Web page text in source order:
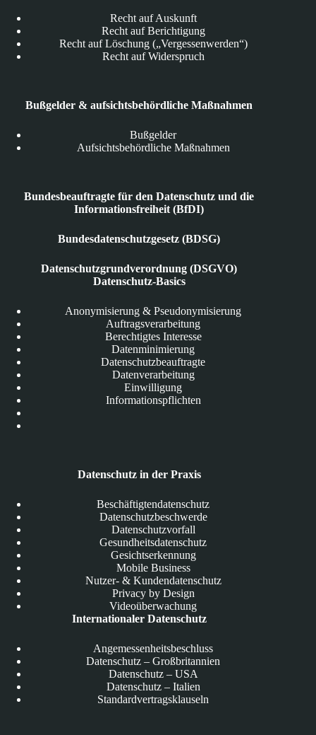
Recht auf Auskunft
Recht auf Berichtigung
Recht auf Löschung („Vergessenwerden“)
Recht auf Widerspruch
Bußgelder & aufsichtsbehördliche Maßnahmen
Bußgelder
Aufsichtsbehördliche Maßnahmen
Bundesbeauftragte für den Datenschutz und die
Informationsfreiheit (BfDI)
Bundesdatenschutzgesetz (BDSG)
Datenschutzgrundverordnung (DSGVO)
Datenschutz-Basics
Anonymisierung & Pseudonymisierung
Auftragsverarbeitung
Berechtigtes Interesse
Datenminimierung
Datenschutzbeauftragte
Datenverarbeitung
Einwilligung
Informationspflichten
Datenschutz in der Praxis
Beschäftigtendatenschutz
Datenschutzbeschwerde
Datenschutzvorfall
Gesundheitsdatenschutz
Gesichtserkennung
Mobile Business
Nutzer- & Kundendatenschutz
Privacy by Design
Videoüberwachung
Internationaler Datenschutz
Angemessenheitsbeschluss
Datenschutz – Großbritannien
Datenschutz – USA
Datenschutz – Italien
Standardvertragsklauseln